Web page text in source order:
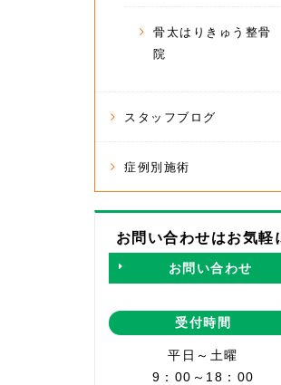
骨太はりきゅう整骨
院
スタッフブログ
症例別施術
お問い合わせはお気軽
お問い合わせ
受付時間
平日～土曜
9：00～18：00